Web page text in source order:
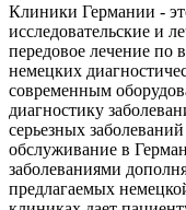
Клиники Германии -
исследовательские и
передовое лечение по
немецких
современным
диагностику
серьезных
обслуживание в
заболеваниями
предлагаемых